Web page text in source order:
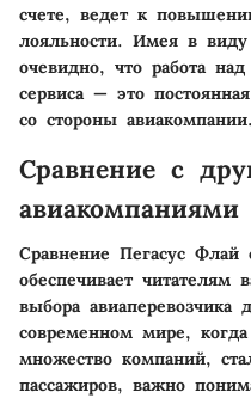
счете, ведет к
лояльности. Имея в
очевидно, что работа
сервиса — это
со стороны авиакомпании.
Сравнение с
авиакомпаниями
Сравнение Пегасус
обеспечивает
выбора
современном мире,
множество компаний,
пассажиров, важно